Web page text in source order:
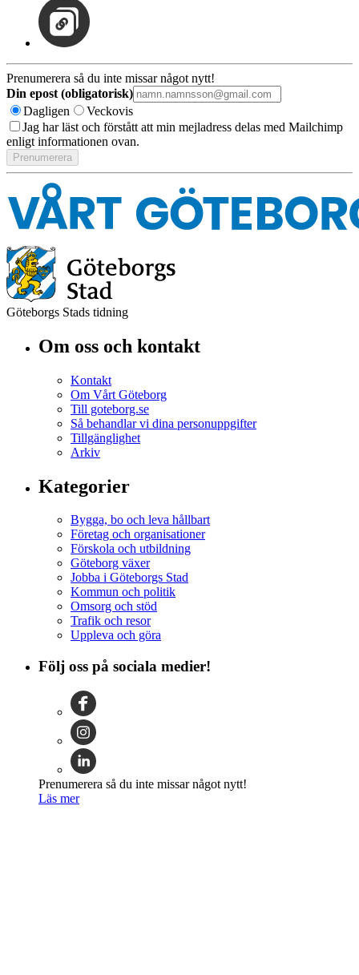
Prenumerera så du inte missar något nytt!
Din epost (obligatorisk)
Dagligen
Veckovis
Jag har läst och förstått att min mejladress delas med Mailchimp
enligt informationen ovan.
Göteborgs Stads tidning
Om oss och kontakt
Kontakt
Om Vårt Göteborg
Till goteborg.se
Så behandlar vi dina personuppgifter
Tillgänglighet
Arkiv
Kategorier
Bygga, bo och leva hållbart
Företag och organisationer
Förskola och utbildning
Göteborg växer
Jobba i Göteborgs Stad
Kommun och politik
Omsorg och stöd
Trafik och resor
Uppleva och göra
Följ oss på sociala medier!
Prenumerera så du inte missar något nytt!
Läs mer